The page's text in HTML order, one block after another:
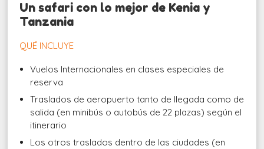
Un safari con lo mejor de Kenia y
Tanzania
QUÉ INCLUYE
Vuelos Internacionales en clases especiales de
reserva
Traslados de aeropuerto tanto de llegada como de
salida (en minibús o autobús de 22 plazas) según el
itinerario
Los otros traslados dentro de las ciudades (en